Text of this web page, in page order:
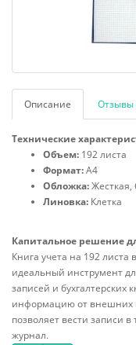
Описание Отзывы
Технические
Объем: 192 листа
Формат:А4
Обложка:
Линовка: Клетка
Капитальное решение
Книга учета на 192
идеальный инструмент
записей и
информацию от внешних
позволяет вести записи
журнал.